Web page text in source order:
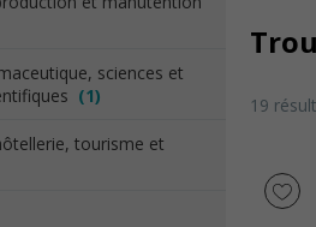
sciences et
(1)
tourisme et
19